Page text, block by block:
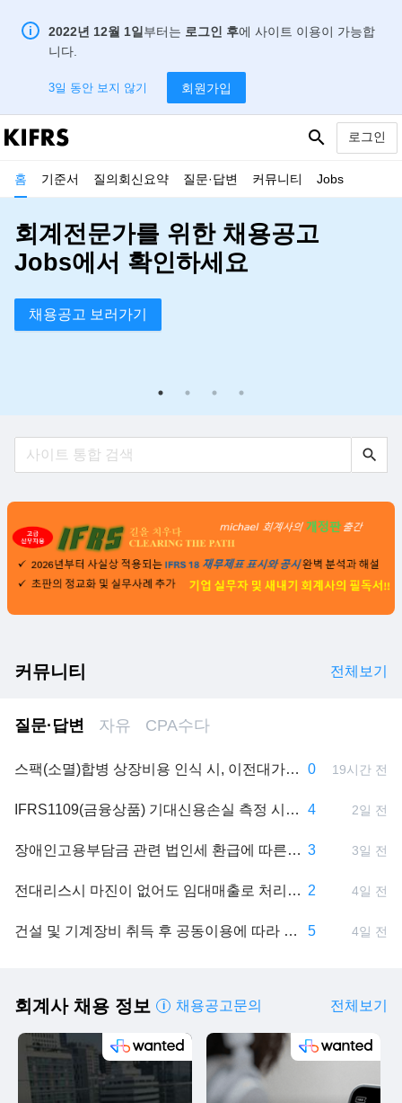
i 2022년 12월 1일 부터는 로그인 후에 사이트 이용이 가능합
니다.
회원가입
3일 동안 보지 않기
홈 기준서 질의회신요약 질문·답변 커뮤니티 Jobs
search 로그인
회계전문가를 위한 채용공고
Jobs에서 확인하세요
채용공고 보러가기
search
커뮤니티 전체보기
질문·답변 자유 CPA수다
스팩(소멸)합병 상장비용 인식 시, 이전대가와 순자산(스팩 CB 전환권 포함)의 측정기준일 일치 여부 0 19시간 전
IFRS1109(금융상품) 기대신용손실 측정 시 Stage 3 4 2일 전
장애인고용부담금 관련 법인세 환급에 따른 회계처리 문의 3 3일 전
전대리스시 마진이 없어도 임대매출로 처리할 수 있을까요??? 2 4일 전
건설 및 기계장비 취득 후 공동이용에 따라 지급되는 건설분담금에 대한 회계처리 방식 5 4일 전
회계사 채용 정보 i 채용공고문의 전체보기